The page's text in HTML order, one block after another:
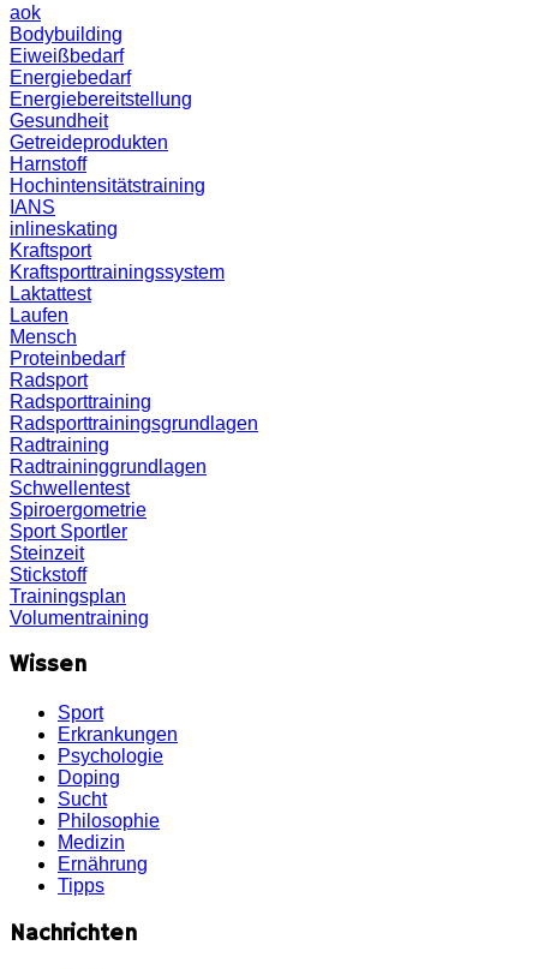
aok
Bodybuilding
Eiweißbedarf
Energiebedarf
Energiebereitstellung
Gesundheit
Getreideprodukten
Harnstoff
Hochintensitätstraining
IANS
inlineskating
Kraftsport
Kraftsporttrainingssystem
Laktattest
Laufen
Mensch
Proteinbedarf
Radsport
Radsporttraining
Radsporttrainingsgrundlagen
Radtraining
Radtraininggrundlagen
Schwellentest
Spiroergometrie
Sport Sportler
Steinzeit
Stickstoff
Trainingsplan
Volumentraining
Wissen
Sport
Erkrankungen
Psychologie
Doping
Sucht
Philosophie
Medizin
Ernährung
Tipps
Nachrichten